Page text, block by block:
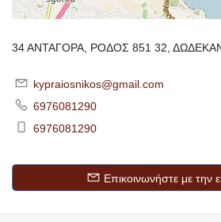
34 ΑΝΤΑΓΟΡΑ, ΡΟΔΟΣ 851 32,
kypraiosnikos@gmail.com
6976081290
6976081290
Επικοινωνήστε με την